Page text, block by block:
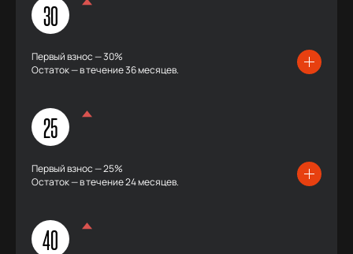
30
Первый взнос — 30%
Остаток — в течение 36 месяцев.
25
Первый взнос — 25%
Остаток — в течение 24 месяцев.
40